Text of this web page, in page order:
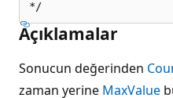
Açıklamalar
Sonucun değerinden
zaman yerine MaxValue